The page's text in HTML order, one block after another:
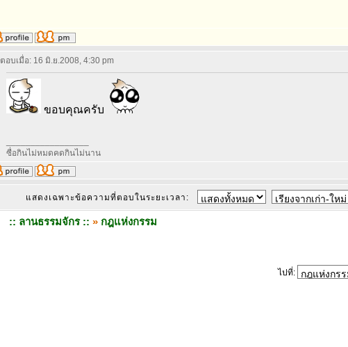
ตอบเมื่อ: 16 มิ.ย.2008, 4:30 pm
ขอบคุณครับ
ซื่อกินไม่หมดคดกินไม่นาน
แสดงเฉพาะข้อความที่ตอบในระยะเวลา:
:: ลานธรรมจักร :: » กฎแห่งกรรม
ไปที่: